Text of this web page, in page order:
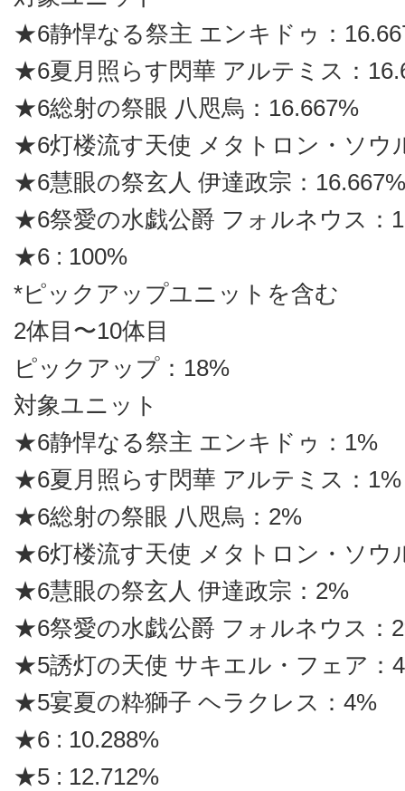
★6静悍なる祭主 エンキドゥ：
★6夏月照らす閃華 アルテミス：
★6総射の祭眼 八咫烏：16.667%
★6灯楼流す天使 メタトロン・ソウ
★6慧眼の祭玄人 伊達政宗：16.667%
★6祭愛の水戯公爵 フォルネウス：
★6 : 100%
*ピックアップユニットを含む
2体目〜10体目
ピックアップ：18%
対象ユニット
★6静悍なる祭主 エンキドゥ：1%
★6夏月照らす閃華 アルテミス：1%
★6総射の祭眼 八咫烏：2%
★6灯楼流す天使 メタトロン・ソウ
★6慧眼の祭玄人 伊達政宗：2%
★6祭愛の水戯公爵 フォルネウス：
★5誘灯の天使 サキエル・フェア：
★5宴夏の粋獅子 ヘラクレス：4%
★6 : 10.288%
★5 : 12.712%